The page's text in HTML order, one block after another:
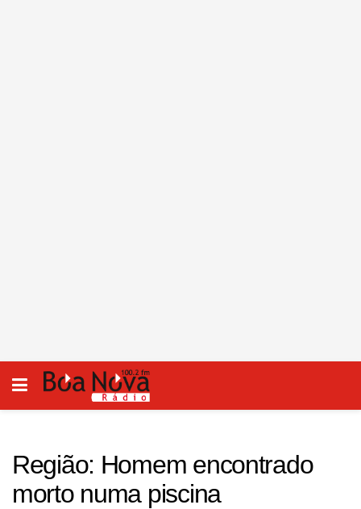
Região: Homem encontrado
morto numa piscina